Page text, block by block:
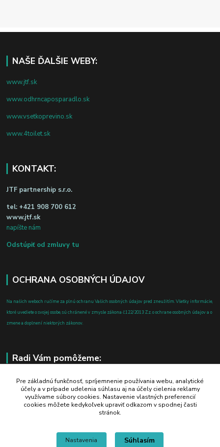
NAŠE ĎALŠIE WEBY:
www.jtf.sk
www.odhrncaposparadlo.sk
www.vsetkoprevino.sk
www.4toilet.sk
KONTAKT:
JTF partnership s.r.o.
tel: +421 908 700 612
www.jtf.sk
napíšte nám
Odstúpiť od zmluvy tu
OCHRANA OSOBNÝCH ÚDAJOV
Na našich weboch ručíme za plnú ochranu Vašich osobných údajov pred zneužitím. Všetky informácie,
ktoré uvediete o svojej osobe, sú chránené v zmysle zákona č.122/2013 Z.z. o ochrane osobných údajov a o
zmene a doplnení niektorých zákonov.
Radi Vám pomôžeme:
+421 908 700 612
po-pia: 8.00 - 16.00
business@jtf.sk
Pre základnú funkčnosť, spríjemnenie používania webu, analytické
účely a v prípade udelenia súhlasu aj na účely cielenia reklamy
využívame súbory cookies. Nastavenie vlastných preferencií
cookies môžete kedykoľvek upraviť odkazom v spodnej časti
stránok.
Nastavenia Súhlasím